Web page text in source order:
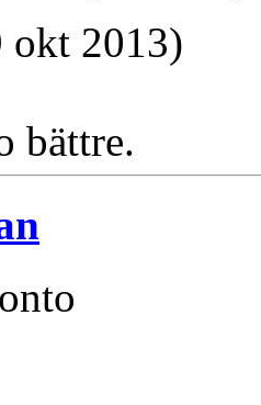
okt 2013)
bättre.